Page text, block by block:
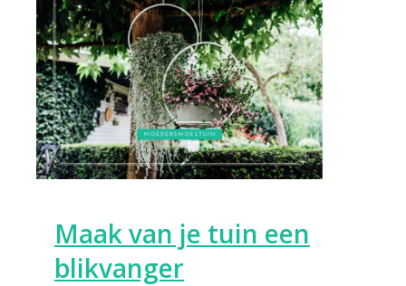
Maak van je tuin een
blikvanger